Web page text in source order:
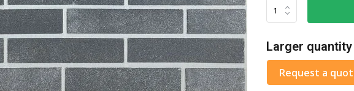
Larger
Request a